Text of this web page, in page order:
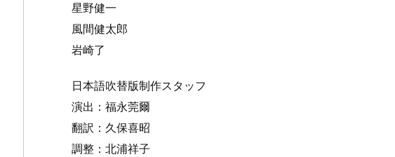
星野健一
風間健太郎
岩崎了
日本語吹替版制作スタッフ
演出：福永莞爾
翻訳：久保喜昭
調整：北浦祥子